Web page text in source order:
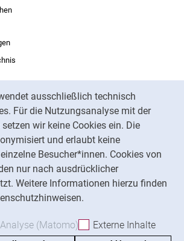
ausschließlich technisch
Für die Nutzungsanalyse mit der
wir keine Cookies ein. Die
und erlaubt keine
Besucher*innen. Cookies von
nur nach ausdrücklicher
Weitere Informationen hierzu finden
Cookies akzeptieren
Analyse (Matomo) Analyse-Cookies
Externe Inhalte